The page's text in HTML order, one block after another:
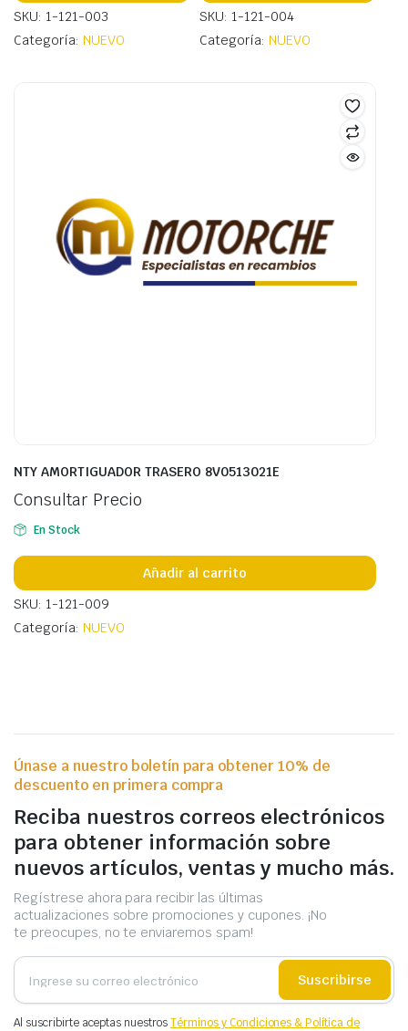
SKU: 1-121-003
Categoría: NUEVO
SKU: 1-121-004
Categoría: NUEVO
NTY AMORTIGUADOR TRASERO 8V0513021E
Consultar Precio
En Stock
Añadir al carrito
SKU: 1-121-009
Categoría: NUEVO
Únase a nuestro boletín para obtener 10% de
descuento en primera compra
Reciba nuestros correos electrónicos
para obtener información sobre
nuevos artículos, ventas y mucho más.
Regístrese ahora para recibir las últimas
actualizaciones sobre promociones y cupones. ¡No
te preocupes, no te enviaremos spam!
Suscribirse
Al suscribirte aceptas nuestrosTérminos y Condiciones & Política de